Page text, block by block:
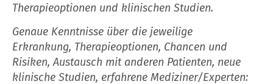
Therapieoptionen und klinischen Studien.
Genaue Kenntnisse über die jeweilige
Erkrankung, Therapieoptionen, Chancen und
Risiken, Austausch mit anderen Patienten, neue
klinische Studien, erfahrene Mediziner/Experten: